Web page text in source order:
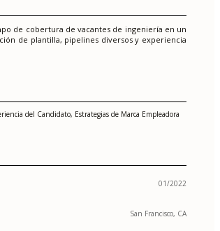
de cobertura de vacantes de ingeniería en un
de plantilla, pipelines diversos y experiencia
del Candidato, Estrategias de Marca Empleadora
01/2022
San Francisco, CA